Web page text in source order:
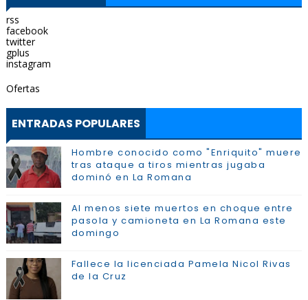
rss
facebook
twitter
gplus
instagram
Ofertas
ENTRADAS POPULARES
Hombre conocido como "Enriquito" muere
tras ataque a tiros mientras jugaba
dominó en La Romana
Al menos siete muertos en choque entre
pasola y camioneta en La Romana este
domingo
Fallece la licenciada Pamela Nicol Rivas
de la Cruz